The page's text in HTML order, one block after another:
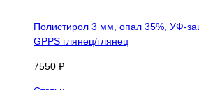
Полистирол 3 мм, опал 35%, УФ-
GPPS глянец/глянец
7550 ₽